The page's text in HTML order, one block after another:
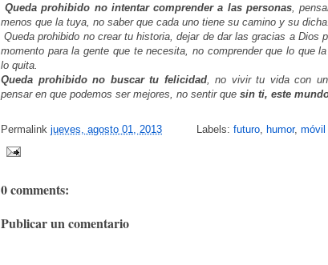
Queda prohibido no intentar comprender a las personas,
menos que la tuya, no saber que cada uno tiene su camino y su dicha.
Queda prohibido no crear tu historia, dejar de dar las gracias a Dios
momento para la gente que te necesita, no comprender que lo que
lo quita.
Queda prohibido no buscar tu felicidad, no vivir tu vida con
pensar en que podemos ser mejores, no sentir que sin ti, este
Permalink jueves, agosto 01, 2013 Labels: futuro humor, móvil
0 comments:
Publicar un comentario